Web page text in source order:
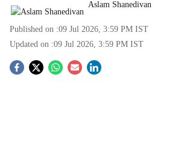
Aslam Shanedivan
Published on :09 Jul 2026, 3:59 PM IST
Updated on :09 Jul 2026, 3:59 PM IST
S